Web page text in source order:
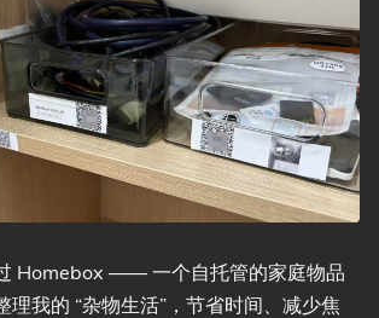
Homebox —— 一个自托管的家庭物品
理我的 “杂物生活”，节省时间、减少焦